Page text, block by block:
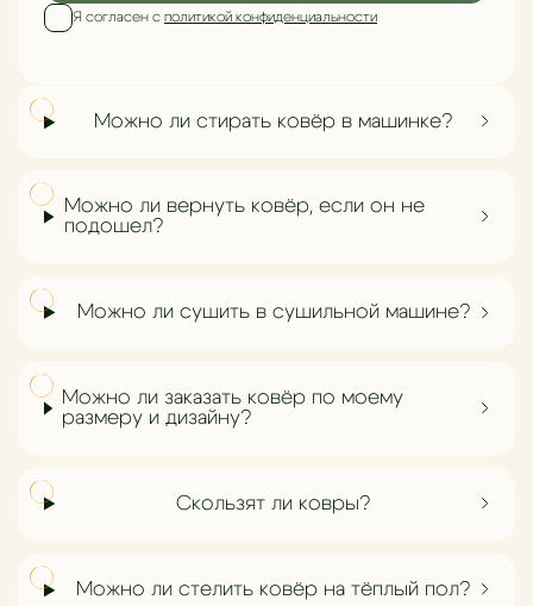
Я согласен с политикой конфиденциальности
Можно ли стирать ковёр в машинке?
Можно ли вернуть ковёр, если он не
подошел?
Можно ли сушить в сушильной машине?
Можно ли заказать ковёр по моему
размеру и дизайну?
Скользят ли ковры?
Можно ли стелить ковёр на тёплый пол?